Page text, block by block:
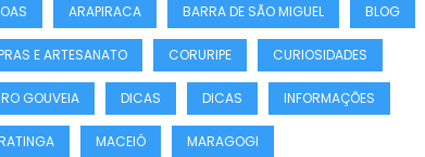
ARAPIRACA BARRA DE SÃO MIGUEL BLOG
E ARTESANATO CORURIPE CURIOSIDADES
GOUVEIA DICAS DICAS INFORMAÇÕES
MACEIÓ MARAGOGI